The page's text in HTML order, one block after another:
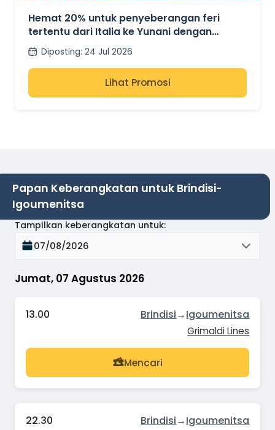
Hemat 20% untuk penyeberangan feri
tertentu dari Italia ke Yunani dengan
Grimaldi Lines.
Diposting: 24 Jul 2026
Lihat Promosi
Papan Keberangkatan untuk Brindisi-
Igoumenitsa
Jumat, 07 Agustus 2026
Tampilkan keberangkatan untuk:
07/08/2026
13.00 Brindisi→Igoumenitsa
Grimaldi Lines
Mencari
22.30 Brindisi→Igoumenitsa